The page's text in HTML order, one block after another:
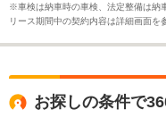
※車検は納車時の車検、法定整備は納
リース期間中の契約内容は詳細画面を
お探しの条件で